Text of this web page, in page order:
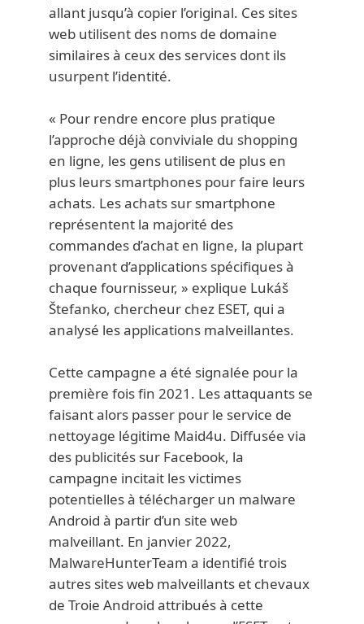
allant jusqu’à copier l’original. Ces sites
web utilisent des noms de domaine
similaires à ceux des services dont ils
usurpent l’identité.
« Pour rendre encore plus pratique
l’approche déjà conviviale du shopping
en ligne, les gens utilisent de plus en
plus leurs smartphones pour faire leurs
achats. Les achats sur smartphone
représentent la majorité des
commandes d’achat en ligne, la plupart
provenant d’applications spécifiques à
chaque fournisseur, » explique Lukáš
Štefanko, chercheur chez ESET, qui a
analysé les applications malveillantes.
Cette campagne a été signalée pour la
première fois fin 2021. Les attaquants se
faisant alors passer pour le service de
nettoyage légitime Maid4u. Diffusée via
des publicités sur Facebook, la
campagne incitait les victimes
potentielles à télécharger un malware
Android à partir d’un site web
malveillant. En janvier 2022,
MalwareHunterTeam a identifié trois
autres sites web malveillants et chevaux
de Troie Android attribués à cette